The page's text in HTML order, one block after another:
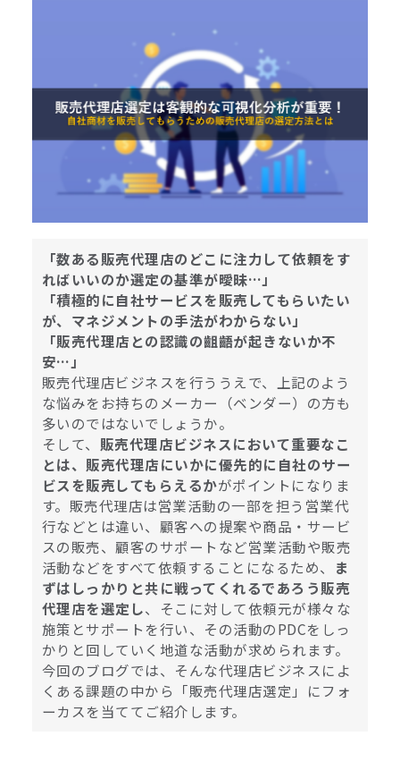
「数ある販売代理店のどこに注力して依頼をす
ればいいのか選定の基準が曖昧…」
「積極的に自社サービスを販売してもらいたい
が、マネジメントの手法がわからない」
「販売代理店との認識の齟齬が起きないか不
安…」
販売代理店ビジネスを行ううえで、上記のよう
な悩みをお持ちのメーカー（ベンダー）の方も
多いのではないでしょうか。
そして、 販売代理店ビジネスにおいて重要なこ
とは、販売代理店にいかに優先的に自社のサー
ビスを販売してもらえるかがポイントになりま
す。販売代理店は営業活動の一部を担う営業代
行などとは違い、顧客への提案や商品・サービ
スの販売、顧客のサポートなど営業活動や販売
活動などをすべて依頼することになるため、
ま
ずはしっかりと共に戦ってくれるであろう販売
代理店を選定し、そこに対して依頼元が様々な
施策とサポートを行い、その活動のPDCをしっ
かりと回していく地道な活動が求められます。
今回のブログでは、そんな代理店ビジネスによ
くある課題の中から「販売代理店選定」にフォ
ーカスを当ててご紹介します。